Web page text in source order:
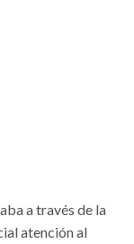
a través de la
atención al